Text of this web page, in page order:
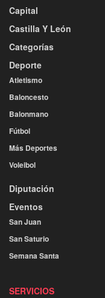
Capital
Castilla Y León
Categorías
Deporte
Atletismo
Baloncesto
Balonmano
Fútbol
Más Deportes
Voleibol
Diputación
Eventos
San Juan
San Saturio
Semana Santa
SERVICIOS